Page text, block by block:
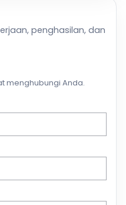
penghasilan, dan
menghubungi Anda.